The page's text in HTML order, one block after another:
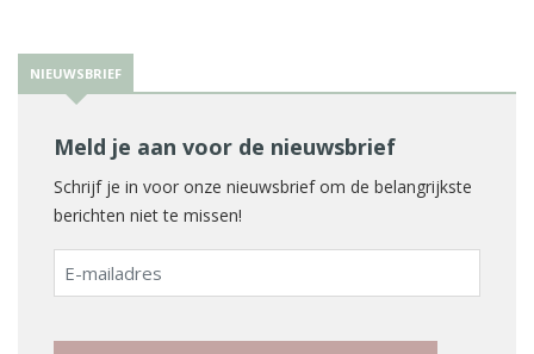
NIEUWSBRIEF
Meld je aan voor de nieuwsbrief
Schrijf je in voor onze nieuwsbrief om de belangrijkste
berichten niet te missen!
E-
mailadres